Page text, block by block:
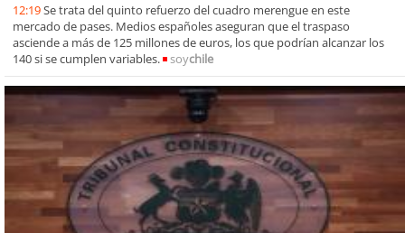
12:19Se trata del quinto refuerzo del cuadro merengue en este
mercado de pases. Medios españoles aseguran que el traspaso
asciende a más de 125 millones de euros, los que podrían alcanzar los
140 si se cumplen variables.
soychile